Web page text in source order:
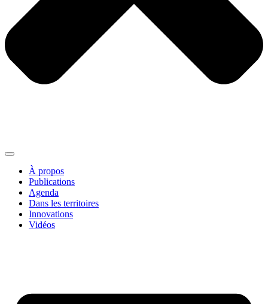
À propos
Publications
Agenda
Dans les territoires
Innovations
Vidéos